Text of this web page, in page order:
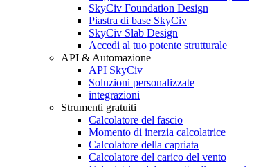
SkyCiv Foundation Design
Piastra di base SkyCiv
SkyCiv Slab Design
Accedi al tuo potente strutturale
API & Automazione
API SkyCiv
Soluzioni personalizzate
integrazioni
Strumenti gratuiti
Calcolatore del fascio
Momento di inerzia calcolatrice
Calcolatore della capriata
Calcolatore del carico del vento